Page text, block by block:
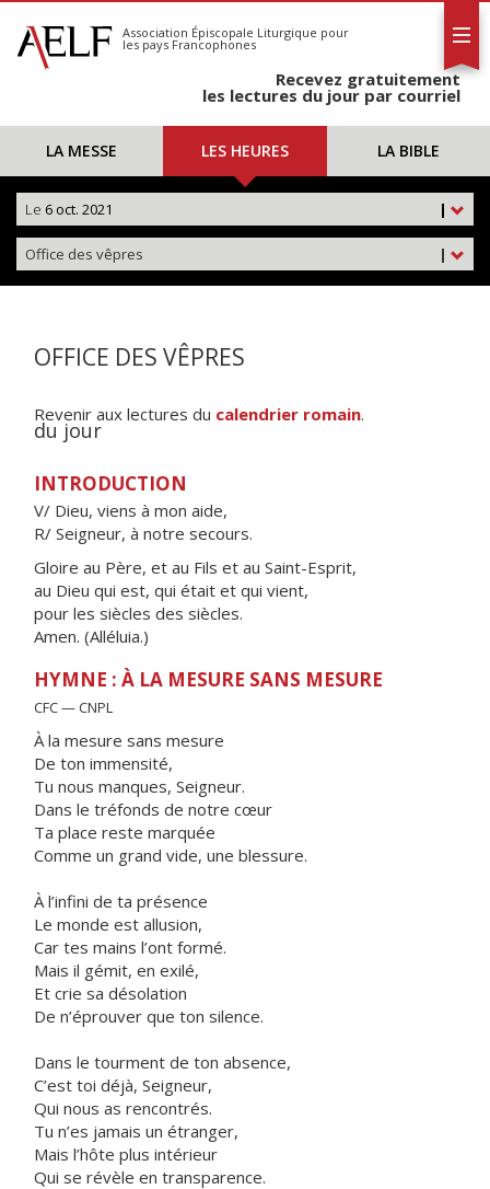
S'abonner
Calendrier
Association Épiscopale Liturgique pour
les pays Francophones
Recevez gratuitement
les lectures du jour par courriel
LA MESSE LES HEURES LA BIBLE
|
Le 6 oct. 2021
|
Office des vêpres
OFFICE DES VÊPRES
Revenir aux lectures du calendrier romain.
du jour
INTRODUCTION
V/ Dieu, viens à mon aide,
R/ Seigneur, à notre secours.
Gloire au Père, et au Fils et au Saint-Esprit,
au Dieu qui est, qui était et qui vient,
pour les siècles des siècles.
Amen. (Alléluia.)
HYMNE : À LA MESURE SANS MESURE
CFC — CNPL
À la mesure sans mesure
De ton immensité,
Tu nous manques, Seigneur.
Dans le tréfonds de notre cœur
Ta place reste marquée
Comme un grand vide, une blessure.
À l’infini de ta présence
Le monde est allusion,
Car tes mains l’ont formé.
Mais il gémit, en exilé,
Et crie sa désolation
De n’éprouver que ton silence.
Dans le tourment de ton absence,
C’est toi déjà, Seigneur,
Qui nous as rencontrés.
Tu n’es jamais un étranger,
Mais l’hôte plus intérieur
Qui se révèle en transparence.